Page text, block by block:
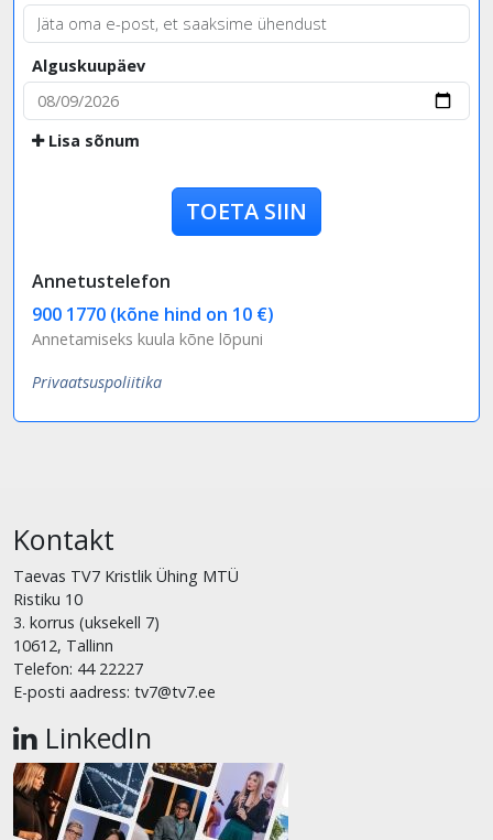
Alguskuupäev
Lisa sõnum
TOETA SIIN
Annetustelefon
900 1770 (kõne hind on 10 €)
Annetamiseks kuula kõne lõpuni
Privaatsuspoliitika
Kontakt
Taevas TV7 Kristlik Ühing MTÜ
Ristiku 10
3. korrus (uksekell 7)
10612, Tallinn
Telefon: 44 22227
E-posti aadress: tv7@tv7.ee
LinkedIn